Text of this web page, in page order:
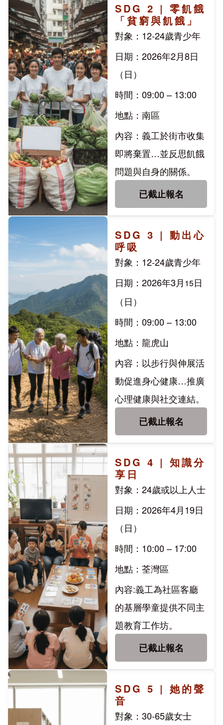
SDG 2 | 零飢餓
「貧窮與飢餓」
對象：12-24歲青少年
日期：2026年2月8日
（日）
時間：09:00 – 13:00
地點：南區
內容：義工於街市收集
即將棄置…並反思飢餓
問題與自身的關係。
已截止報名
SDG 3 | 動出心
呼吸
對象：12-24歲青少年
日期：2026年3月 15日
（日）
時間：09:00 – 13:00
地點：龍虎山
內容：以步行與伸展活
動促進身心健康…推廣
心理健康與社交連結。
已截止報名
SDG 4 | 知識分
享日
對象：24歲或以上人士
日期：2026年4月19日
（日）
時間：10:00 – 17:00
地點：荃灣區
內容:義工為社區客廳
的基層學童提供不同主
題教育工作坊。
已截止報名
SDG 5 | 她的聲
音
對象：30-65歲女士